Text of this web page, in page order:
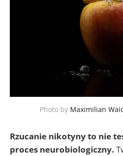
Photo by Maximilian
Rzucanie nikotyny to nie
proces neurobiologiczny.